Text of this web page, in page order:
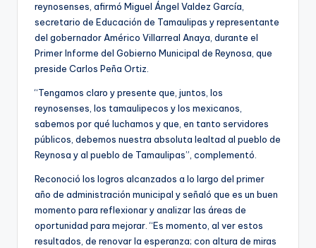
reynosenses, afirmó Miguel Ángel Valdez García,
secretario de Educación de Tamaulipas y representante
del gobernador Américo Villarreal Anaya, durante el
Primer Informe del Gobierno Municipal de Reynosa, que
preside Carlos Peña Ortiz.
“Tengamos claro y presente que, juntos, los
reynosenses, los tamaulipecos y los mexicanos,
sabemos por qué luchamos y que, en tanto servidores
públicos, debemos nuestra absoluta lealtad al pueblo de
Reynosa y al pueblo de Tamaulipas”, complementó.
Reconoció los logros alcanzados a lo largo del primer
año de administración municipal y señaló que es un buen
momento para reflexionar y analizar las áreas de
oportunidad para mejorar. “Es momento, al ver estos
resultados, de renovar la esperanza; con altura de miras